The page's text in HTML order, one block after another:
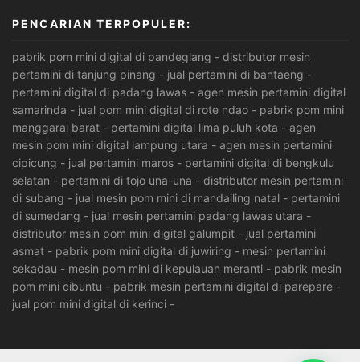
PENCARIAN TERPOPULER:
pabrik pom mini digital di pandeglang - distributor mesin
pertamini di tanjung pinang - jual pertamini di bantaeng -
pertamini digital di padang lawas - agen mesin pertamini digital
samarinda - jual pom mini digital di rote ndao - pabrik pom mini
manggarai barat - pertamini digital lima puluh kota - agen
mesin pom mini digital lampung utara - agen mesin pertamini
cipicung - jual pertamini maros - pertamini digital di bengkulu
selatan - pertamini di tojo una-una - distributor mesin pertamini
di subang - jual mesin pom mini di mandailing natal - pertamini
di sumedang - jual mesin pertamini padang lawas utara -
distributor mesin pom mini digital galumpit - jual pertamini
asmat - pabrik pom mini digital di juwiring - mesin pertamini
sekadau - mesin pom mini di kepulauan meranti - pabrik mesin
pom mini cibuntu - pabrik mesin pertamini digital di parepare -
jual pom mini digital di kerinci -